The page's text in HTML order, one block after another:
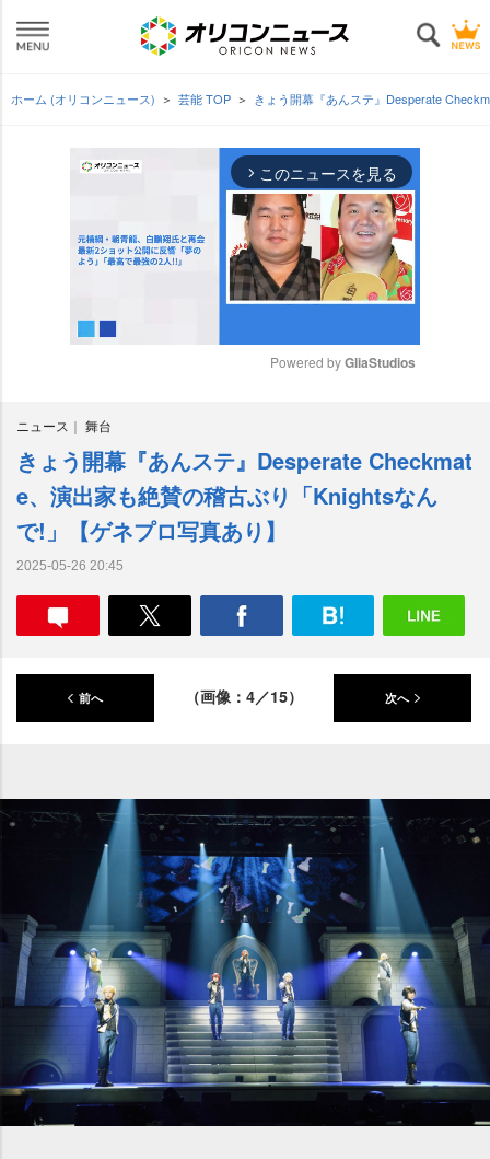
ホーム (オリコンニュース) 芸能 TOP きょう開幕『あんステ』Desperate
arrow_forward_ios このニュースを見る
e
Powered by GliaStudios
ニュース 舞台
きょう開幕『あんステ』Desperate Checkmat
e、演出家も絶賛の稽古ぶり「Knightsなん
で!」【ゲネプロ写真あり】
2025-05-26 20:45
前へ （画像：4／15） 次へ